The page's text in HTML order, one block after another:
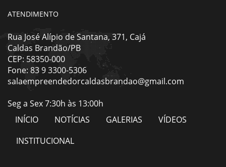
ATENDIMENTO
Rua José Alípio de Santana, 371, Cajá
Caldas Brandão/PB
CEP: 58350-000
Fone: 83 9 3300-5306
salaempreendedorcaldasbrandao@gmail.com
Seg a Sex 7:30h às 13:00h
INÍCIO
NOTÍCIAS GALERIAS
VÍDEOS
INSTITUCIONAL